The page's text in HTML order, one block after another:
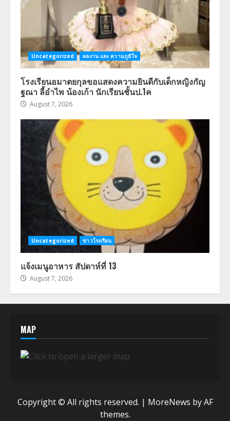
Uncategorized ผลงาน และ ความภูมิใจ
โรงเรียนอมาตยกุลขอแสดงความยินดีกับเด็กหญิงกัญ
ฐณา ลี้อำไพ น้องเก้า นักเรียนชั้นป.1ค
August 7, 2026
Uncategorized ข่าวโรงเรียน
แจ้งเมนูอาหาร สัปดาห์ที่ 13
August 7, 2026
MAP
Copyright © All rights reserved. | MoreNews by AF
themes.